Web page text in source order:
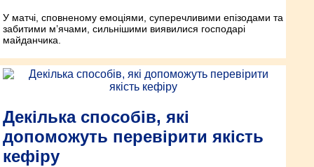
У матчі, сповненому емоціями, суперечливими епізодами та
забитими м’ячами, сильнішими виявилися господарі
майданчика.
Декілька способів, які
допоможуть перевірити якість
кефіру